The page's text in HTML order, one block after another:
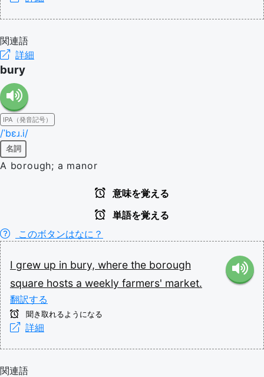
関連語
詳細
bury
IPA（発音記号）
/ˈbɛɹ.i/
名詞
A borough; a manor
意味を覚える
単語を覚える
このボタンはなに？
I grew up in bury, where the borough
square hosts a weekly farmers' market.
翻訳する
聞き取れるようになる
詳細
関連語